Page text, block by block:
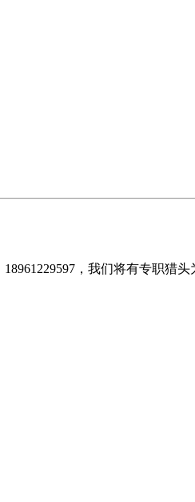
18961229597 ，我们将有专职猎头